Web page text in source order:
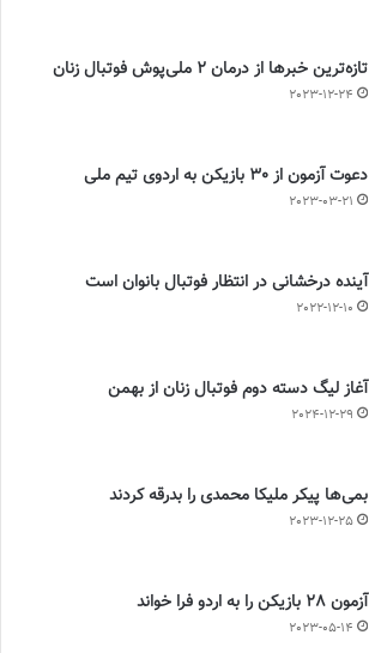
تازه‌ترین خبرها از درمان ۲ ملی‌پوش فوتبال زنان
2023-12-24
دعوت آزمون از 30 بازیکن به اردوی تیم ملی
2023-03-21
آینده درخشانی در انتظار فوتبال بانوان است
2022-12-10
آغاز لیگ دسته دوم فوتبال زنان از بهمن
2024-12-29
بمی‌ها پیکر ملیکا محمدی را بدرقه کردند
2023-12-25
آزمون 28 بازیکن را به اردو فرا خواند
2023-05-14